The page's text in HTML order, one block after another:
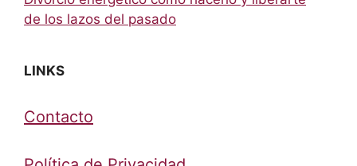
de los lazos del pasado
LINKS
Contacto